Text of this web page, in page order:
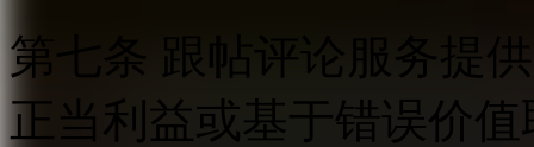
第七条 跟帖评论服务提
正当利益或基于错误价